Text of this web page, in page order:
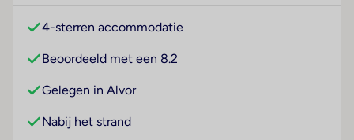
4-sterren accommodatie
Beoordeeld met een 8.2
Gelegen in Alvor
Nabij het strand